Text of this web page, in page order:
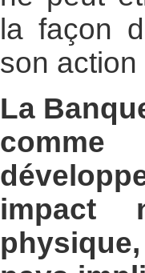
la façon
son
La
impact